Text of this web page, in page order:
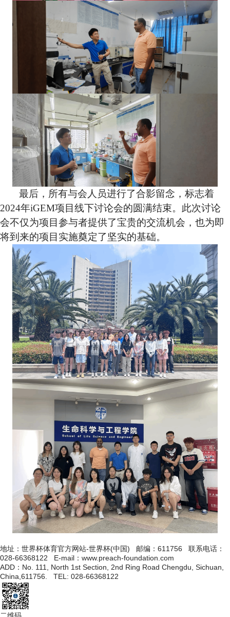
最后 ，所有与会人员进行了合影留念，标志着
2024年iGEM项目线下讨论会的圆满结束。此次讨论
会不仅为项目参与者提供了宝贵的交流机会，也为即
将到来的项目实施奠定了坚实的基础。
地址：世界杯体育官方网站-世界杯(中国) 邮编：611756 联系电话：
028-66368122 E-mail：www.preach-foundation.com
ADD：No. 111, North 1st Section, 2nd Ring Road Chengdu, Sichuan,
China,611756. TEL: 028-66368122